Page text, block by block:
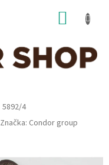
5892/4
Značka: Condor group